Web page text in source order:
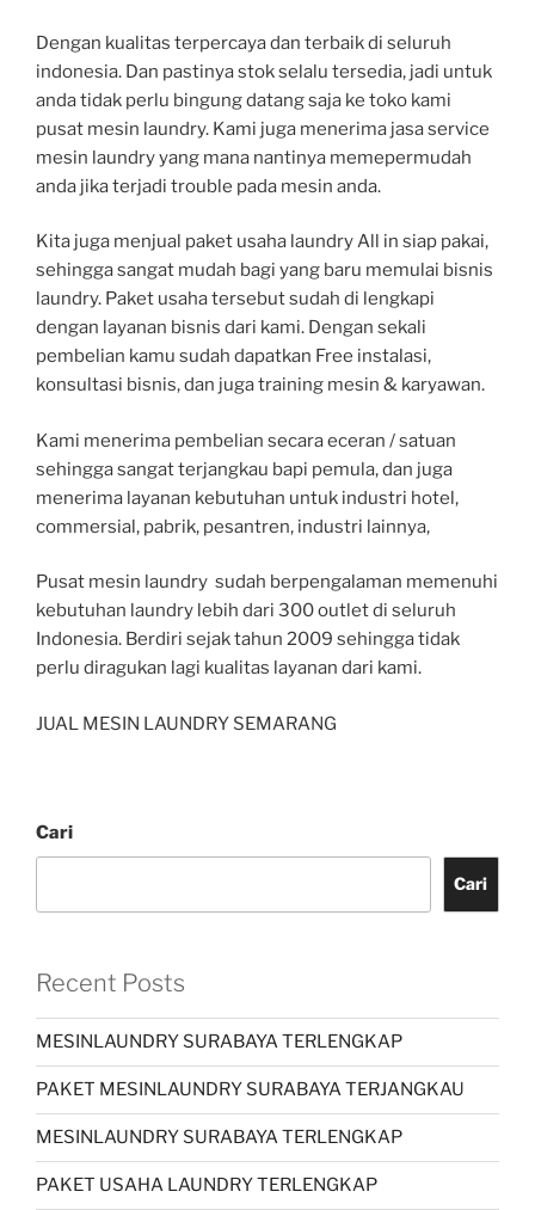
Dengan kualitas terpercaya dan terbaik di seluruh
indonesia. Dan pastinya stok selalu tersedia, jadi untuk
anda tidak perlu bingung datang saja ke toko kami
pusat mesin laundry. Kami juga menerima jasa service
mesin laundry yang mana nantinya memepermudah
anda jika terjadi trouble pada mesin anda.
Kita juga menjual paket usaha laundry All in siap pakai,
sehingga sangat mudah bagi yang baru memulai bisnis
laundry. Paket usaha tersebut sudah di lengkapi
dengan layanan bisnis dari kami. Dengan sekali
pembelian kamu sudah dapatkan Free instalasi,
konsultasi bisnis, dan juga training mesin & karyawan.
Kami menerima pembelian secara eceran / satuan
sehingga sangat terjangkau bapi pemula, dan juga
menerima layanan kebutuhan untuk industri hotel,
commersial, pabrik, pesantren, industri lainnya,
Pusat mesin laundry sudah berpengalaman memenuhi
kebutuhan laundry lebih dari 300 outlet di seluruh
Indonesia. Berdiri sejak tahun 2009 sehingga tidak
perlu diragukan lagi kualitas layanan dari kami.
JUAL MESIN LAUNDRY SEMARANG
Cari
Cari
Recent Posts
MESINLAUNDRY SURABAYA TERLENGKAP
PAKET MESINLAUNDRY SURABAYA TERJANGKAU
MESINLAUNDRY SURABAYA TERLENGKAP
PAKET USAHA LAUNDRY TERLENGKAP